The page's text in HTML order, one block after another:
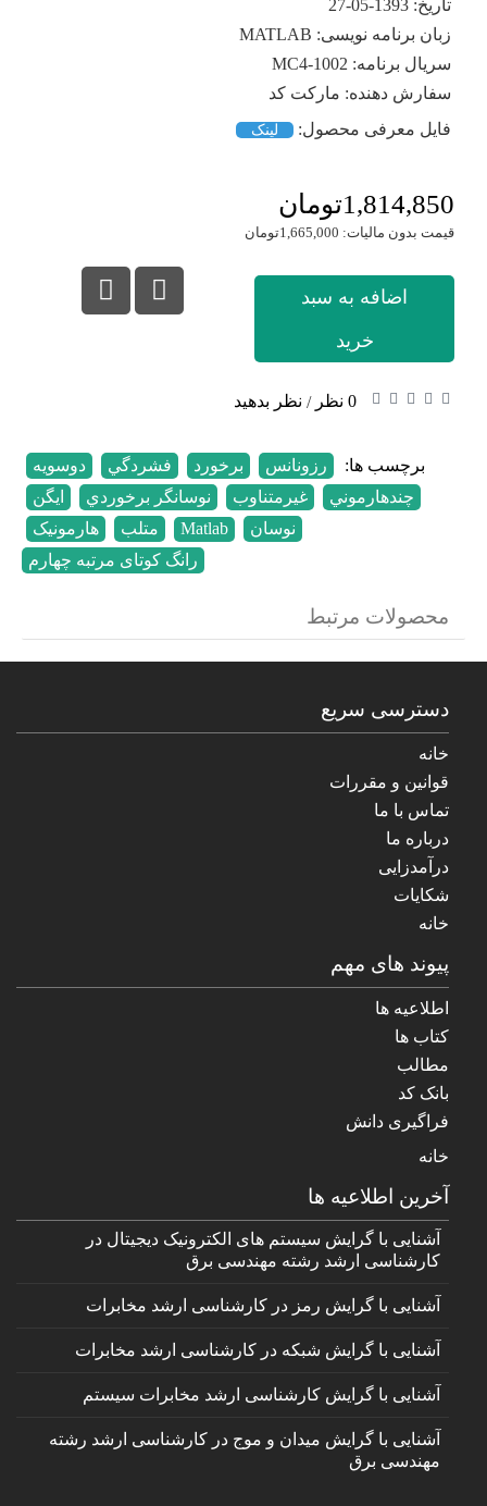
تاریخ: 1393-05-27
زبان برنامه نویسی: MATLAB
سریال برنامه: MC4-1002
سفارش دهنده: مارکت کد
فایل معرفی محصول:
لینک
1,814,850تومان
قیمت بدون مالیات: 1,665,000تومان
اضافه به سبد
خرید
0 نظر / نظر بدهید
برچسب ها: رزونانس برخورد فشردگي دوسويه
چندهارموني
غيرمتناوب نوسانگر برخوردي ایگن
نوسان
Matlab متلب هارمونيک
رانگ کوتای مرتبه چهارم
محصولات مرتبط
دسترسی سریع
خانه
قوانین و مقررات
تماس با ما
درباره ما
درآمدزایی
شکایات
خانه
پیوند های مهم
اطلاعیه ها
کتاب ها
مطالب
بانک کد
فراگیری دانش
خانه
آخرین اطلاعیه ها
آشنایی با گرایش سیستم های الکترونیک دیجیتال در
کارشناسی ارشد رشته مهندسی برق
آشنایی با گرایش رمز در کارشناسی ارشد مخابرات
آشنایی با گرایش شبکه در کارشناسی ارشد مخابرات
آشنایی با گرایش کارشناسی ارشد مخابرات سیستم
آشنایی با گرایش میدان و موج در کارشناسی ارشد رشته
مهندسی برق